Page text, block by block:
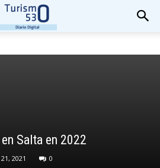
Salta en 2022
2021 0